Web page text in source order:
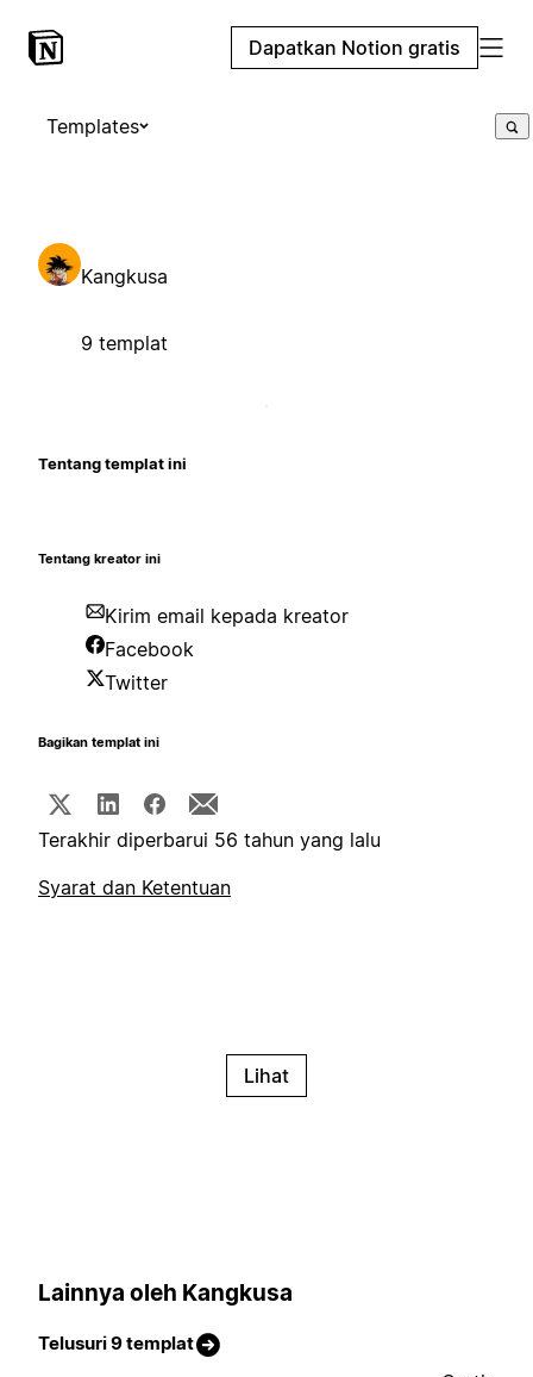
Dapatkan Notion gratis
Templates
Kangkusa
9 templat
Tentang templat ini
Tentang kreator ini
Kirim email kepada kreator
Facebook
Twitter
Bagikan templat ini
Terakhir diperbarui 56 tahun yang lalu
Syarat dan Ketentuan
Lihat
Lainnya oleh Kangkusa
Telusuri 9 templat